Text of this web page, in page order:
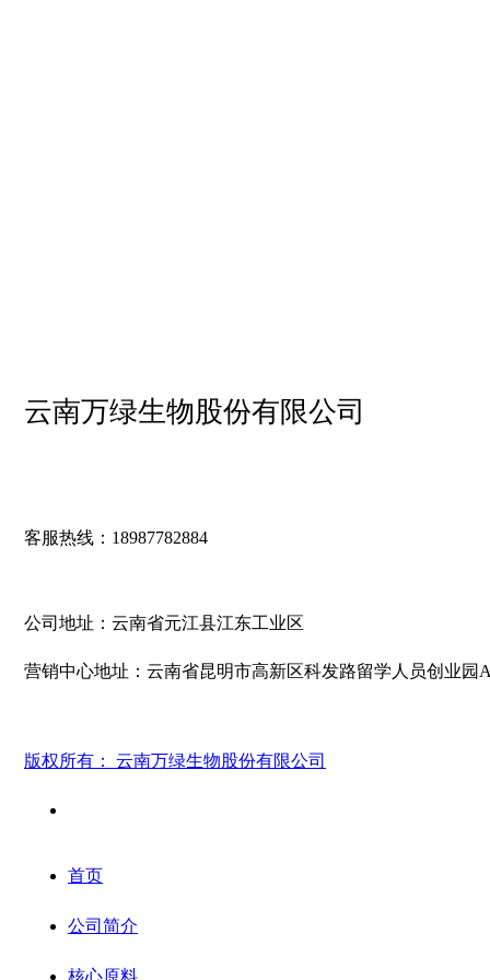
云南万绿生物股份有限公司
客服热线：18987782884
公司地址：云南省元江县江东工业区
营销中心地址：云南省昆明市高新区科发路留学人员创业园
版权所有： 云南万绿生物股份有限公司
首页
公司简介
核心原料